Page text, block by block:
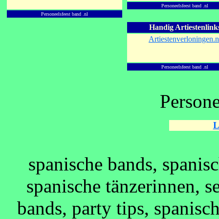
Personeelsfeest band .nl
Personeelsfeest band .nl
Handig
Personeelsfeest band .nl
spanische bands,
spanische tänzerinnen,
bands, party tips,